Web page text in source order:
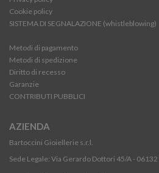
Cookie policy
SISTEMA DI SEGNALAZIONE (whistleblowing)
Metodi di pagamento
Metodi di spedizione
Diritto di recesso
Garanzie
CONTRIBUTI PUBBLICI
AZIENDA
Bartoccini Gioiellerie s.r.l.
Sede Legale: Via Gerardo Dottori 45/A - 06132